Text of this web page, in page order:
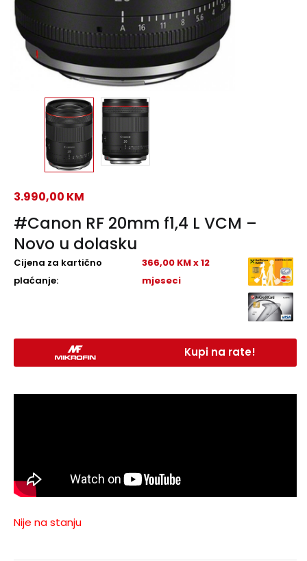
#Canon RF 20mm f1,4 L VCM –
Novo u dolasku
3.990,00 KM
Cijena za kartično
plaćanje:
366,00 KM x 12
mjeseci
Kupi na rate!
Nije na stanju